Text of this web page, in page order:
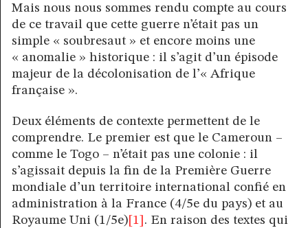
Mais nous nous sommes rendu compte au cours
de ce travail que cette guerre n’était pas un
simple « soubresaut » et encore moins une
« anomalie » historique : il s’agit d’un épisode
majeur de la décolonisation de l’« Afrique
française ».
Deux éléments de contexte permettent de le
comprendre. Le premier est que le Cameroun –
comme le Togo – n’était pas une colonie : il
s’agissait depuis la fin de la Première Guerre
mondiale d’un territoire international confié en
administration à la France (4/5e du pays) et au
Royaume Uni (1/5e)[1] . En raison des textes qui